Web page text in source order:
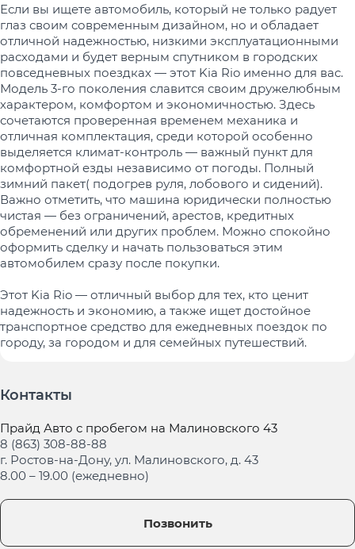
Если вы ищете автомобиль, который не только радует
глаз своим современным дизайном, но и обладает
отличной надежностью, низкими эксплуатационными
расходами и будет верным спутником в городских
повседневных поездках — этот Kia Rio именно для вас.
Модель 3-го поколения славится своим дружелюбным
характером, комфортом и экономичностью. Здесь
сочетаются проверенная временем механика и
отличная комплектация, среди которой особенно
выделяется климат-контроль — важный пункт для
комфортной езды независимо от погоды. Полный
зимний пакет( подогрев руля, лобового и сидений).
Важно отметить, что машина юридически полностью
чистая — без ограничений, арестов, кредитных
обременений или других проблем. Можно спокойно
оформить сделку и начать пользоваться этим
автомобилем сразу после покупки.
Этот Kia Rio — отличный выбор для тех, кто ценит
надежность и экономию, а также ищет достойное
транспортное средство для ежедневных поездок по
городу, за городом и для семейных путешествий.
Контакты
Прайд Авто с пробегом на Малиновского 43
8 (863) 308-88-88
г. Ростов-на-Дону, ул. Малиновского, д. 43
8.00 – 19.00 (ежедневно)
Позвонить